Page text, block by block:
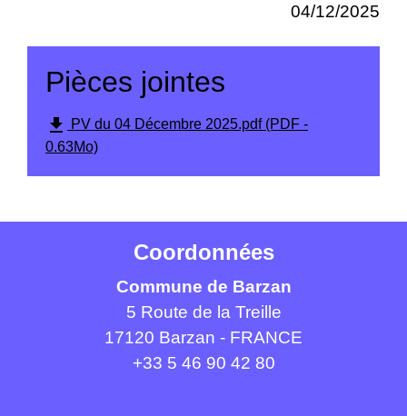
04/12/2025
Pièces jointes
file_download
PV du 04 Décembre 2025.pdf (PDF -
0.63Mo)
Coordonnées
Commune de Barzan
5 Route de la Treille
17120 Barzan - FRANCE
+33 5 46 90 42 80